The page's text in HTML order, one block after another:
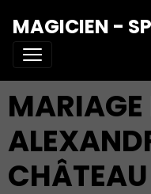
MAGICIEN -
MARIAGE